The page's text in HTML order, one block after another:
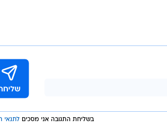
בשליחת התגובה אני מסכים לתנאי